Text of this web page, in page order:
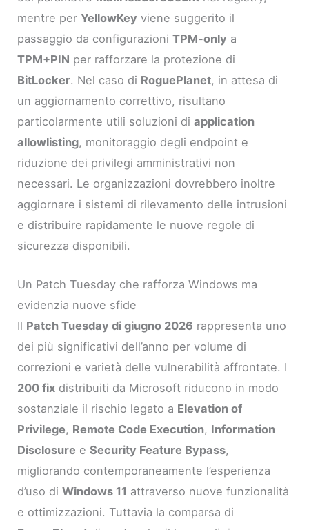
mentre perYellowKey viene suggerito il
passaggio da configurazioniTPM-only a
TPM+PIN per rafforzare la protezione di
BitLocker. Nel caso di RoguePlanet, in attesa di
un aggiornamento correttivo, risultano
particolarmente utili soluzioni diapplication
allowlisting, monitoraggio degli endpoint e
riduzione dei privilegi amministrativi non
necessari. Le organizzazioni dovrebbero inoltre
aggiornare i sistemi di rilevamento delle intrusioni
e distribuire rapidamente le nuove regole di
sicurezza disponibili.
Un Patch Tuesday che rafforza Windows ma
evidenzia nuove sfide
Il Patch Tuesday di giugno 2026 rappresenta uno
dei più significativi dell’anno per volume di
correzioni e varietà delle vulnerabilità affrontate. I
200 fix distribuiti da Microsoft riducono in modo
sostanziale il rischio legato a Elevation of
Privilege, Remote Code Execution, Information
Disclosure eSecurity Feature Bypass,
migliorando contemporaneamente l’esperienza
d’uso diWindows 11 attraverso nuove funzionalità
e ottimizzazioni. Tuttavia la comparsa di